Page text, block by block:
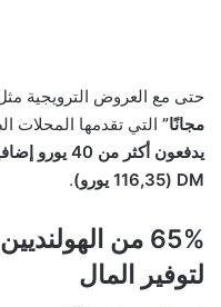
حتى مع العروض الترويجية
مجانًا” التي تقدمها المحلات
DM (116,35 يورو)
.
65% من
لتوفير المال